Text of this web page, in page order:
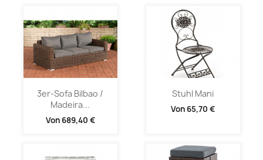
3er-Sofa Bilbao /
Madeira...
Von 689,40 €
Stuhl Mani
Von 65,70 €